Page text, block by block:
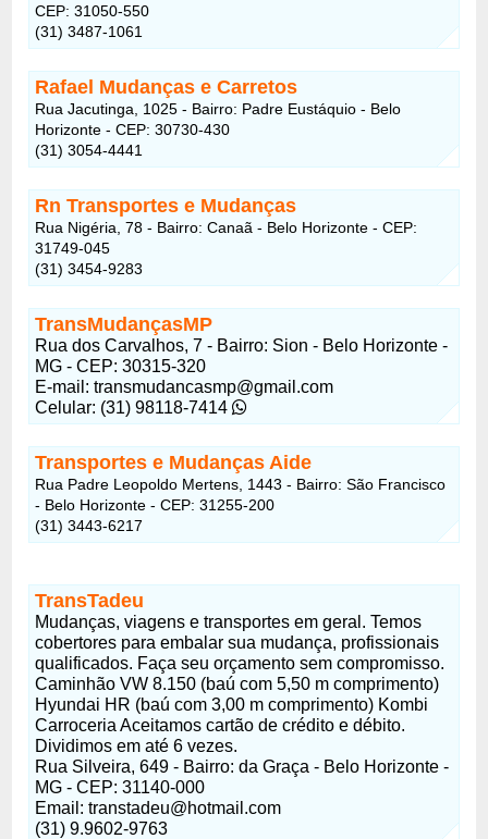
CEP: 31050-550
(31) 3487-1061
Rafael Mudanças e Carretos
Rua Jacutinga, 1025 - Bairro: Padre Eustáquio - Belo
Horizonte - CEP: 30730-430
(31) 3054-4441
Rn Transportes e Mudanças
Rua Nigéria, 78 - Bairro: Canaã - Belo Horizonte - CEP:
31749-045
(31) 3454-9283
TransMudançasMP
Rua dos Carvalhos, 7 - Bairro: Sion - Belo Horizonte -
MG - CEP: 30315-320
E-mail:transmudancasmp@gmail.com
Celular: (31) 98118-7414
Transportes e Mudanças Aide
Rua Padre Leopoldo Mertens, 1443 - Bairro: São Francisco
- Belo Horizonte - CEP: 31255-200
(31) 3443-6217
TransTadeu
Mudanças, viagens e transportes em geral. Temos
cobertores para embalar sua mudança, profissionais
qualificados. Faça seu orçamento sem compromisso.
Caminhão VW 8.150 (baú com 5,50 m comprimento)
Hyundai HR (baú com 3,00 m comprimento) Kombi
Carroceria Aceitamos cartão de crédito e débito.
Dividimos em até 6 vezes.
Rua Silveira, 649 - Bairro: da Graça - Belo Horizonte -
MG - CEP: 31140-000
Email:transtadeu@hotmail.com
(31) 9.9602-9763